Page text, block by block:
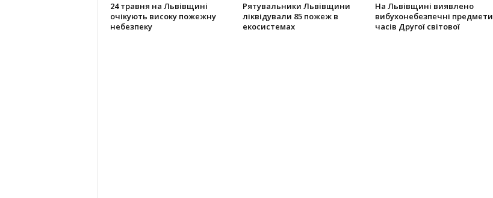
24 травня на Львівщині
очікують високу пожежну
небезпеку
Рятувальники Львівщини
ліквідували 85 пожеж в
екосистемах
На Львівщині виявлено
вибухонебезпечні предмети
часів Другої світової